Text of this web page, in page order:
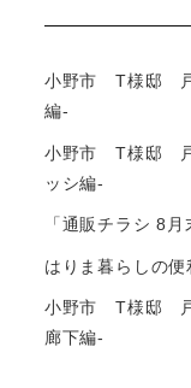
小野市 T様邸 戸
編-
小野市 T様邸 戸
ッシ編-
「通販チラシ 8
はりま暮らしの
小野市 T様邸 戸
廊下編-